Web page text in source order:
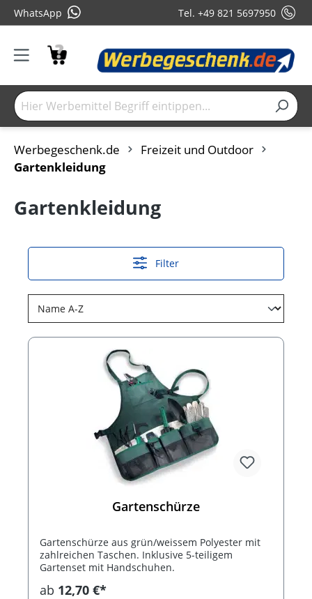
WhatsApp Tel. +49 821 5697950
Werbegeschenk.de
Freizeit und Outdoor
Gartenkleidung
Gartenkleidung
Filter
Gartenschürze
Gartenschürze aus grün/weissem Polyester mit
zahlreichen Taschen. Inklusive 5-teiligem
Gartenset mit Handschuhen.
ab 12,70 €*